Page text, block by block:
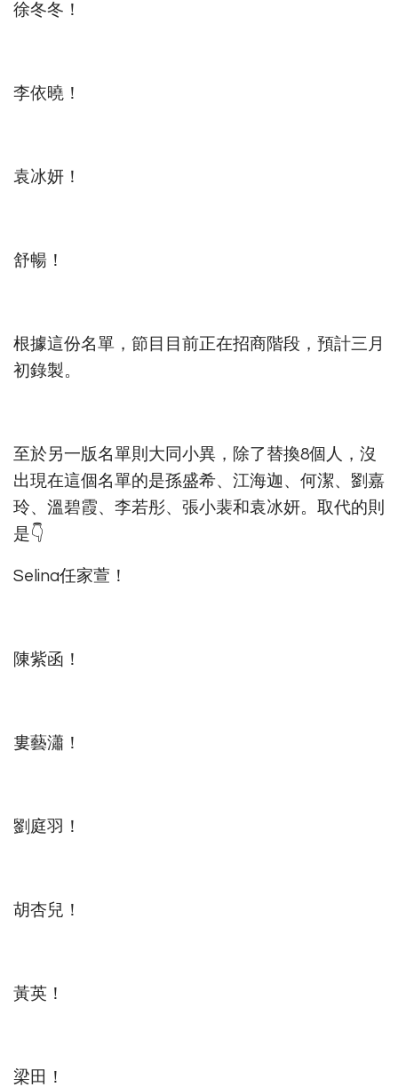
徐冬冬！
李依曉！
袁冰妍！
舒暢！
根據這份名單，節目目前正在招商階段，預計三月
初錄製。
至於另一版名單則大同小異，除了替換8個人，沒
出現在這個名單的是孫盛希、江海迦、何潔、劉嘉
玲、溫碧霞、李若彤、張小裴和袁冰妍。取代的則
是👇
Selina任家萱！
陳紫函！
婁藝瀟！
劉庭羽！
胡杏兒！
黃英！
梁田！